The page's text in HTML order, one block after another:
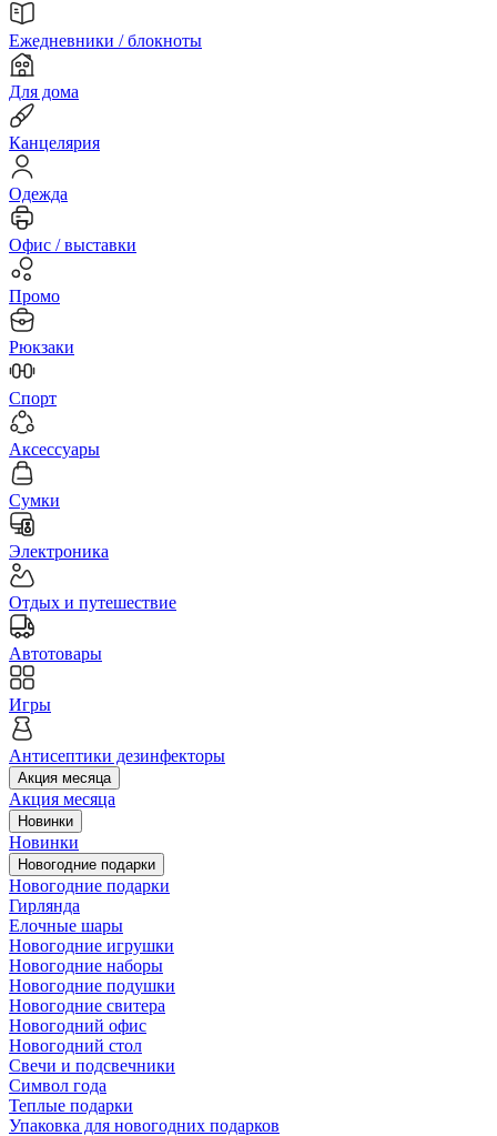
Ежедневники / блокноты
Для дома
Канцелярия
Одежда
Офис / выставки
Промо
Рюкзаки
Спорт
Аксессуары
Сумки
Электроника
Отдых и путешествие
Автотовары
Игры
Антисептики дезинфекторы
Акция месяца
Акция месяца
Новинки
Новинки
Новогодние подарки
Новогодние подарки
Гирлянда
Елочные шары
Новогодние игрушки
Новогодние наборы
Новогодние подушки
Новогодние свитера
Новогодний офис
Новогодний стол
Свечи и подсвечники
Символ года
Теплые подарки
Упаковка для новогодних подарков